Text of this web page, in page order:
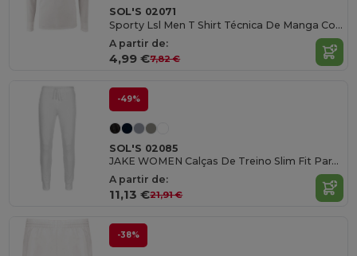
SOL'S 02071
Sporty Lsl Men T Shirt Técnica De Manga Comprida Para Homem
A partir de:
4,99 €7,82 €
-49%
SOL'S 02085
JAKE WOMEN Calças De Treino Slim Fit Para Senhora
A partir de:
11,13 €21,91 €
-38%